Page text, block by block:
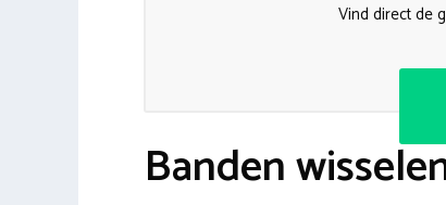
Vind direct de
Banden